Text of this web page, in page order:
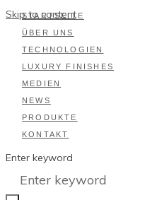
Skip to content
STARTSEITE
ÜBER UNS
TECHNOLOGIEN
LUXURY FINISHES
MEDIEN
NEWS
PRODUKTE
KONTAKT
Enter keyword